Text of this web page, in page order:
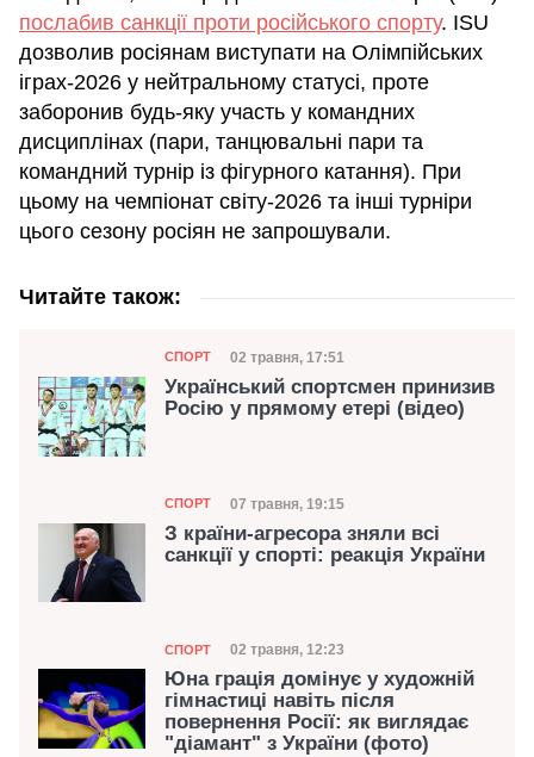
послабив санкції проти російського спорту. ISU
дозволив росіянам виступати на Олімпійських
іграх-2026 у нейтральному статусі, проте
заборонив будь-яку участь у командних
дисциплінах (пари, танцювальні пари та
командний турнір із фігурного катання). При
цьому на чемпіонат світу-2026 та інші турніри
цього сезону росіян не запрошували.
Читайте також:
Категорія
СПОРТ Дата публікації
02 травня, 17:51
Український спортсмен принизив
Росію у прямому етері (відео)
Категорія
СПОРТ Дата публікації
07 травня, 19:15
З країни-агресора зняли всі
санкції у спорті: реакція України
Категорія
СПОРТ Дата публікації
02 травня, 12:23
Юна грація домінує у художній
гімнастиці навіть після
повернення Росії: як виглядає
"діамант" з України (фото)